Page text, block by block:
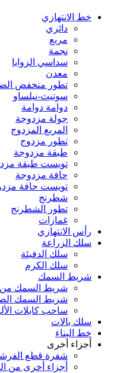
خط الانتهازي
دائري
مربع
نجمة
سداسي الزوايا
معدن
تطور منخفض
سوتيث-نيلساو
دوامة دوامة
جولة مزدوجة
المربع المزدوج
تطور مزدوج
طبقة مزدوجة
تويست طبقة
حافة مزدوجة
تويست حافة
شطرنج
تطور الشطرنج
غمازات
رأس الانتهازي
سلك الزراعة
سلك الدفيئة
سلك الكرم
شريط السمك
شريط السمك من
شريط السمك
ساحب كابلات
سلك بالات
خط البناء
أجزاء أخرى
شفرة قطع
أجزاء أخرى من